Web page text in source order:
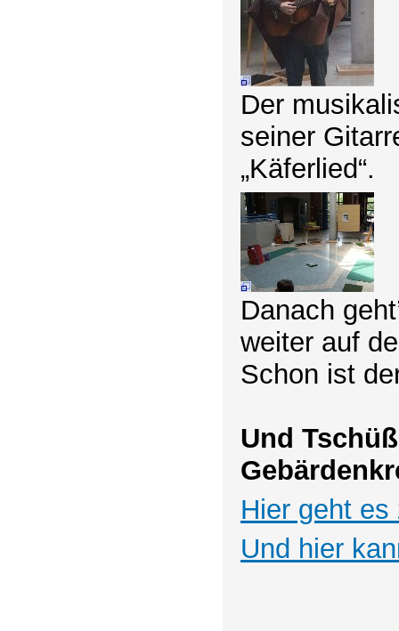
Der
seiner
„Käferlied“.
Danach
weiter auf
Schon ist
Und
Hier geht
Und hier